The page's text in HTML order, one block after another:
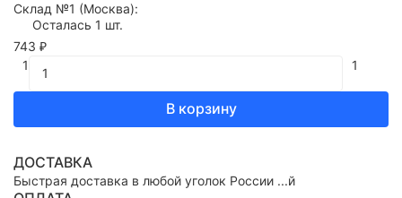
Склад №1 (Москва):
Осталась 1 шт.
743 ₽
1 1
В корзину
ДОСТАВКА
Быстрая доставка в любой уголок России ...й